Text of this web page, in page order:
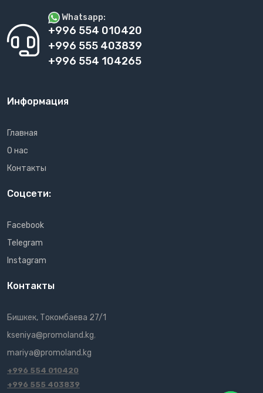
Whatsapp:
+996 554 010420
+996 555 403839
+996 554 104265
Информация
Главная
О нас
Контакты
Соцсети:
Facebook
Telegram
Instagram
Контакты
Бишкек, Токомбаева 27/1
kseniya@promoland.kg,
mariya@promoland.kg
+996 554 010420
+996 555 403839